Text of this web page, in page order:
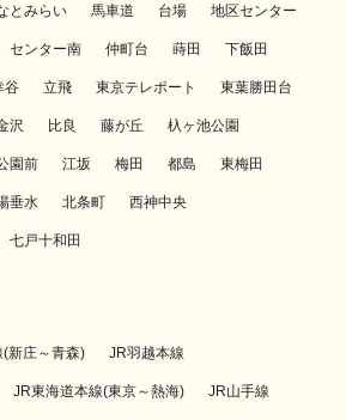
とみらい 馬車道 台場 地区センター
センター南 仲町台 蒔田 下飯田
谷 立飛 東京テレポート 東葉勝田台
沢 比良 藤が丘 杁ヶ池公園
園前 江坂 梅田 都島 東梅田
垂水 北条町 西神中央
七戸十和田
新庄～青森) JR羽越本線
JR東海道本線(東京～熱海) JR山手線